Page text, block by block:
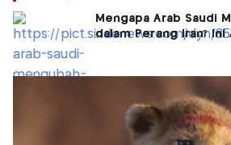
Mengapa Arab Saudi
dalam Perang Iran? Ini